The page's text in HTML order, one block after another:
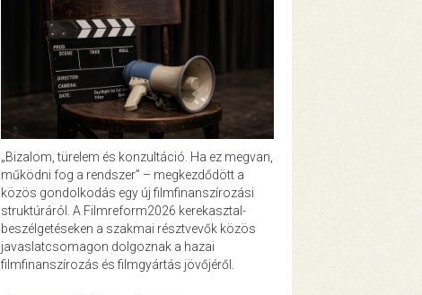
„Bizalom, türelem és konzultáció. Ha ez megvan,
működni fog a rendszer” – megkezdődött a
közös gondolkodás egy új filmfinanszírozási
struktúráról. A Filmreform2026 kerekasztal-
beszélgetéseken a szakmai résztvevők közös
javaslatcsomagon dolgoznak a hazai
filmfinanszírozás és filmgyártás jövőjéről.